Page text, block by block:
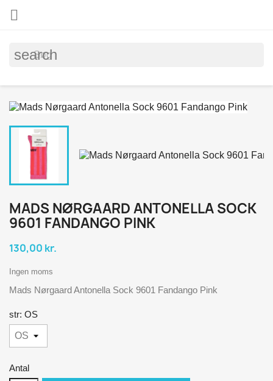

search
MADS NØRGAARD ANTONELLA SOCK
9601 FANDANGO PINK
130,00 kr.
Ingen moms
Mads Nørgaard Antonella Sock 9601 Fandango Pink
str: OS
Antal